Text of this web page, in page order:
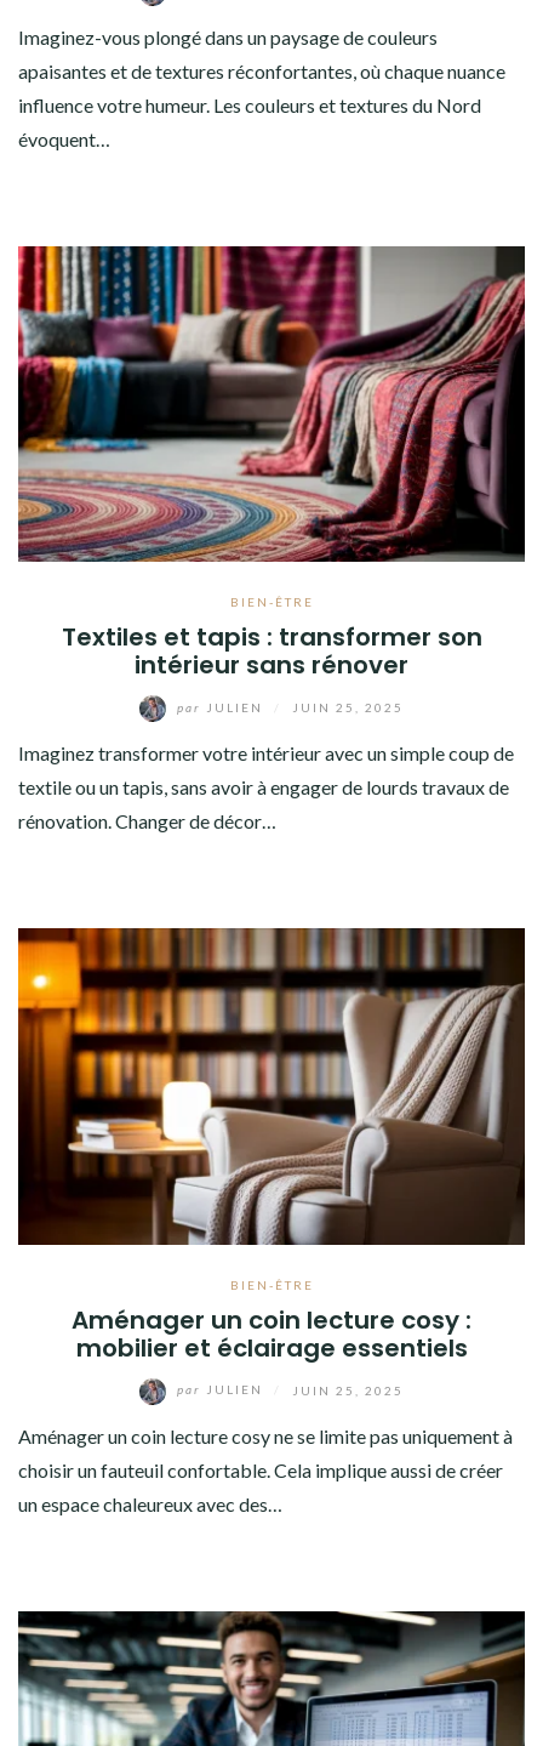
Imaginez-vous plongé dans un paysage de couleurs
apaisantes et de textures réconfortantes, où chaque nuance
influence votre humeur. Les couleurs et textures du Nord
évoquent…
BIEN-ÊTRE
Textiles et tapis : transformer son
intérieur sans rénover
par JULIEN JUIN 25, 2025
Imaginez transformer votre intérieur avec un simple coup de
textile ou un tapis, sans avoir à engager de lourds travaux de
rénovation. Changer de décor…
BIEN-ÊTRE
Aménager un coin lecture cosy :
mobilier et éclairage essentiels
par JULIEN JUIN 25, 2025
Aménager un coin lecture cosy ne se limite pas uniquement à
choisir un fauteuil confortable. Cela implique aussi de créer
un espace chaleureux avec des…